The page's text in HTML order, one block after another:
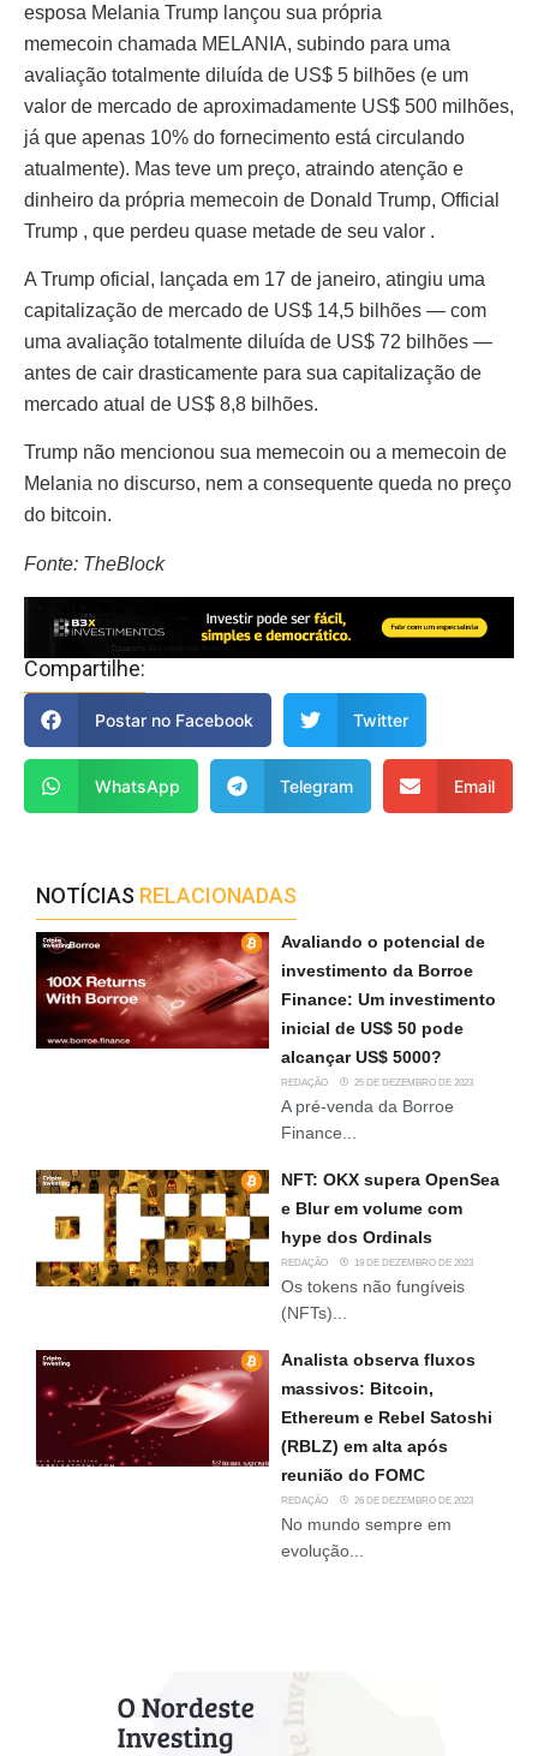
esposa Melania Trump lançou sua própria
memecoin chamada MELANIA, subindo para uma
avaliação totalmente diluída de US$ 5 bilhões (e um
valor de mercado de aproximadamente US$ 500 milhões,
já que apenas 10% do fornecimento está circulando
atualmente). Mas teve um preço, atraindo atenção e
dinheiro da própria memecoin de Donald Trump, Official
Trump , que perdeu quase metade de seu valor .
A Trump oficial, lançada em 17 de janeiro, atingiu uma
capitalização de mercado de US$ 14,5 bilhões — com
uma avaliação totalmente diluída de US$ 72 bilhões —
antes de cair drasticamente para sua capitalização de
mercado atual de US$ 8,8 bilhões.
Trump não mencionou sua memecoin ou a memecoin de
Melania no discurso, nem a consequente queda no preço
do bitcoin.
Fonte: TheBlock
Compartilhe:
Postar no Facebook Twitter
WhatsApp Telegram Email
NOTÍCIAS RELACIONADAS
Avaliando o potencial de
investimento da Borroe
Finance: Um investimento
inicial de US$ 50 pode
alcançar US$ 5000?
REDAÇÃO 25 DE DEZEMBRO DE 2023
A pré-venda da Borroe
Finance...
NFT: OKX supera OpenSea
e Blur em volume com
hype dos Ordinals
REDAÇÃO 19 DE DEZEMBRO DE 2023
Os tokens não fungíveis
(NFTs)...
Analista observa fluxos
massivos: Bitcoin,
Ethereum e Rebel Satoshi
(RBLZ) em alta após
reunião do FOMC
REDAÇÃO 26 DE DEZEMBRO DE 2023
No mundo sempre em
evolução...